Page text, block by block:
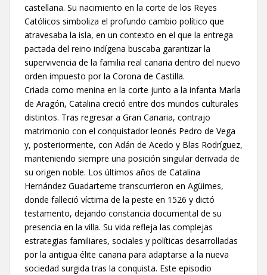
castellana. Su nacimiento en la corte de los Reyes
Católicos simboliza el profundo cambio político que
atravesaba la isla, en un contexto en el que la entrega
pactada del reino indígena buscaba garantizar la
supervivencia de la familia real canaria dentro del nuevo
orden impuesto por la Corona de Castilla.
Criada como menina en la corte junto a la infanta María
de Aragón, Catalina creció entre dos mundos culturales
distintos. Tras regresar a Gran Canaria, contrajo
matrimonio con el conquistador leonés Pedro de Vega
y, posteriormente, con Adán de Acedo y Blas Rodríguez,
manteniendo siempre una posición singular derivada de
su origen noble. Los últimos años de Catalina
Hernández Guadarteme transcurrieron en Agüimes,
donde falleció víctima de la peste en 1526 y dictó
testamento, dejando constancia documental de su
presencia en la villa. Su vida refleja las complejas
estrategias familiares, sociales y políticas desarrolladas
por la antigua élite canaria para adaptarse a la nueva
sociedad surgida tras la conquista. Este episodio